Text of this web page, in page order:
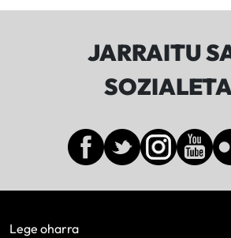
JARRAITU
Lege oharra